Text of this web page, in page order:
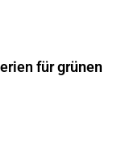
für grünen